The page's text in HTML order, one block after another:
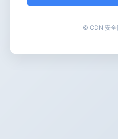
© CDN 安全